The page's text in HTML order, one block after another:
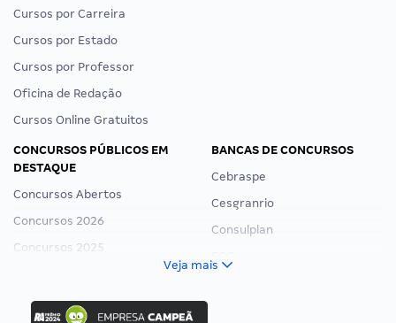
Cursos por Carreira
Cursos por Estado
Cursos por Professor
Oficina de Redação
Cursos Online Gratuitos
CONCURSOS PÚBLICOS EM
DESTAQUE
Concursos Abertos
Concursos 2026
Concursos 2025
Concurso Ibama
BANCAS DE CONCURSOS
Cebraspe
Cesgranrio
Consulplan
Veja mais